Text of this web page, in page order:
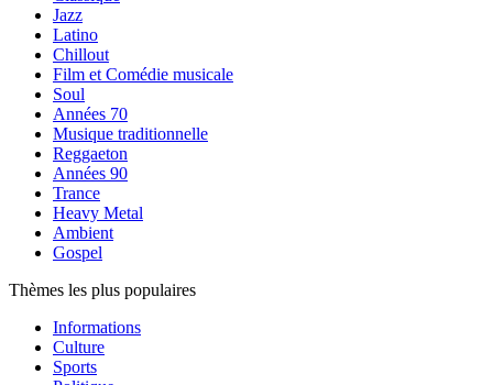
Jazz
Latino
Chillout
Film et Comédie musicale
Soul
Années 70
Musique traditionnelle
Reggaeton
Années 90
Trance
Heavy Metal
Ambient
Gospel
Thèmes les plus populaires
Informations
Culture
Sports